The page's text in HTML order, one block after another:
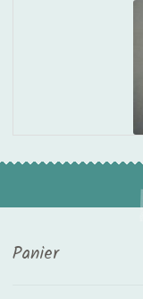
Panier